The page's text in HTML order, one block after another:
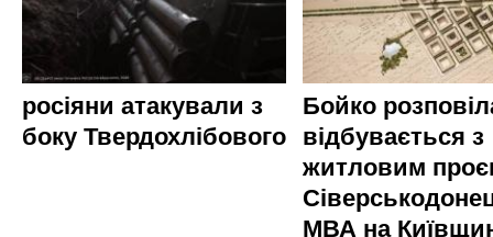
росіяни атакували з
боку Твердохлібового
Бойко
відбувається з
житловим
МВА на